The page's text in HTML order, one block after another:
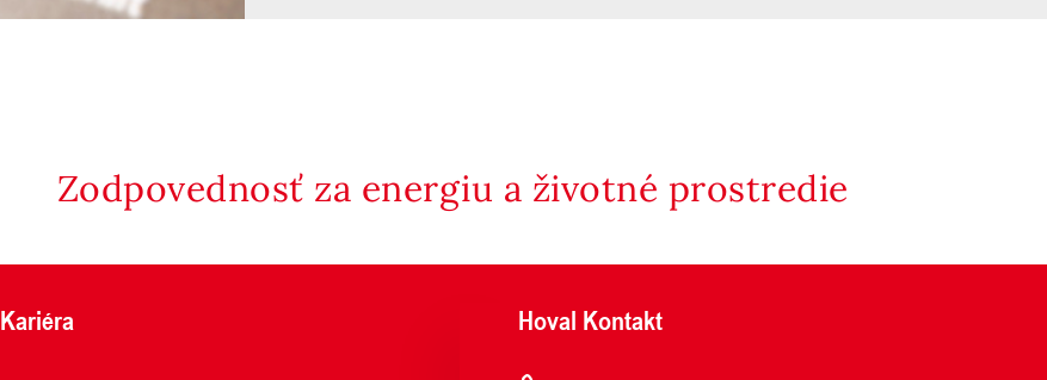
Zodpovednosť za energiu a životné prostredie
Kariéra Hoval Kontakt